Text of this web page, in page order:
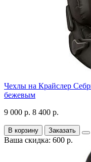
Чехлы на Крайслер
бежевым
9 000 р. 8 400 р.
В корзину Заказать
Ваша скидка: 600 р.